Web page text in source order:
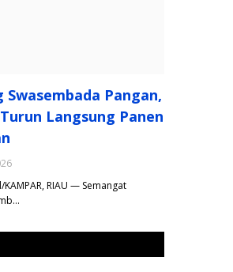
Pangan,
Langsung Panen
RIAU — Semangat